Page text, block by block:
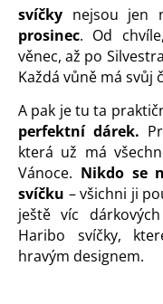
svíčky nejsou jen
prosinec. Od
věnec, až po
Každá vůně má svůj
A pak je tu ta
perfektní dárek.
která už má
Vánoce. Nikdo se
svíčku – všichni ji
ještě víc
Haribo svíčky,
hravým designem.